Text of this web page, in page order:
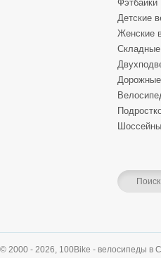
Фэтбайки
Детские
Женские
© 2000 - 2026, 100Bike - велосипеды в